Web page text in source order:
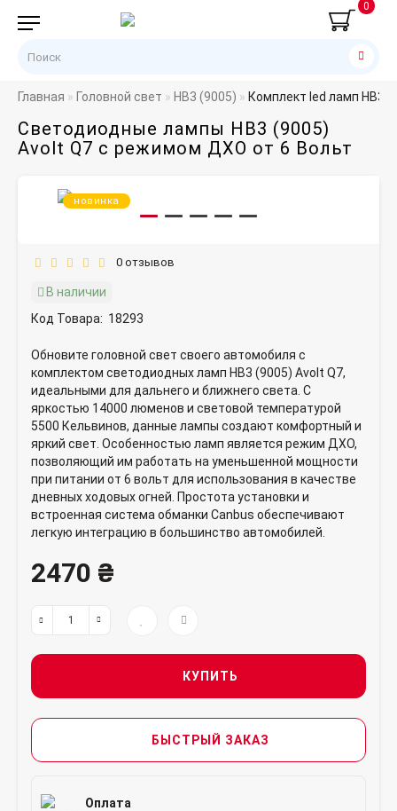
0
Главная Головной свет HB3 (9005) Комплект led ламп HB3
Светодиодные лампы HB3 (9005)
Avolt Q7 с режимом ДХО от 6 Вольт
новинка
0 отзывов
В наличии
Код Товара: 18293
Обновите головной свет своего автомобиля с
комплектом светодиодных ламп HB3 (9005) Avolt Q7,
идеальными для дальнего и ближнего света. С
яркостью 14000 люменов и световой температурой
5500 Кельвинов, данные лампы создают комфортный и
яркий свет. Особенностью ламп является режим ДХО,
позволяющий им работать на уменьшенной мощности
при питании от 6 вольт для использования в качестве
дневных ходовых огней. Простота установки и
встроенная система обманки Canbus обеспечивают
легкую интеграцию в большинство автомобилей.
2470 ₴
КУПИТЬ
БЫСТРЫЙ ЗАКАЗ
Оплата